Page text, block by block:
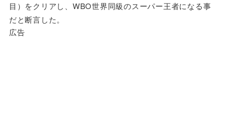
目）をクリアし、WBO世界同級のスーパー王者になる事
だと断言した。
広告